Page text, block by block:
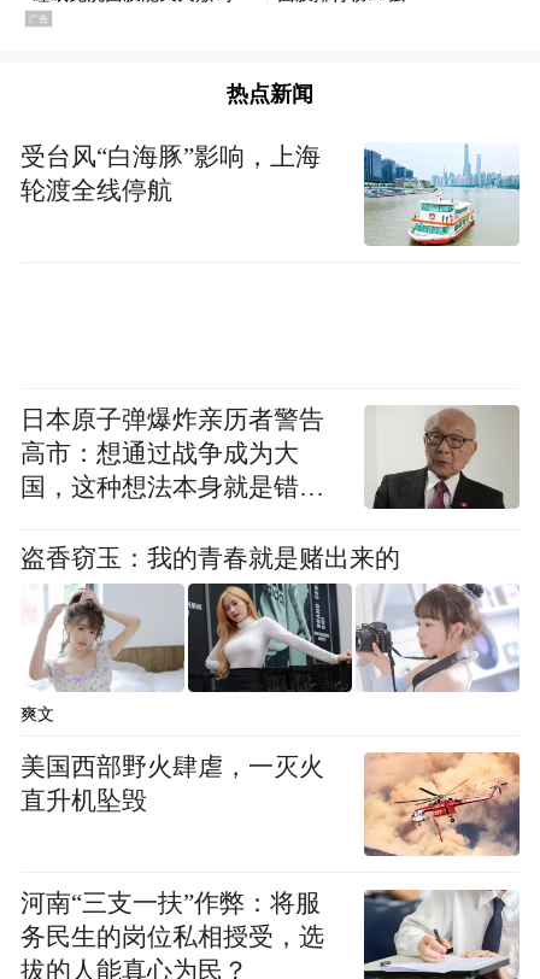
热点新闻
受台风“白海豚”影响，上海
轮渡全线停航
日本原子弹爆炸亲历者警告
高市：想通过战争成为大
国，这种想法本身就是错误
盗香窃玉：我的青春就是赌出来的
爽文
美国西部野火肆虐，一灭火
直升机坠毁
河南“三支一扶”作弊：将服
务民生的岗位私相授受，选
拔的人能真心为民？